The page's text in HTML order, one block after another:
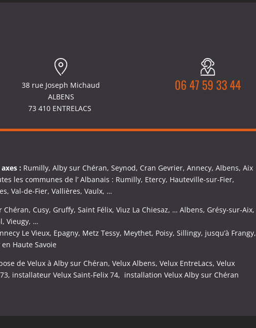
38 rue Joseph Michaud
ALBENS
73 410 ENTRELACS
06 47 59 33 44
: Rumilly, Alby sur Chéran, Seynod, Cran Gevrier, Annecy, Albens, Aix
les communes de l’ Albanais : Rumilly, Etercy, Hauteville-sur-Fier,
Val-de-Fier, Vallières, Vaulx, …
Chéran, Cusy, Gruffy, Saint Félix, Viuz La Chiesaz, … Albens, Grésy-sur-Aix,
Vieugy, …
Le Vieux, Epagny, Metz Tessy, Meythet, Poisy, Sillingy, jusqu’à Frangy,
Haute Savoie
de Velux à Alby sur Chéran, Velux Albens, Velux EntreLacs, Velux
installateur Velux Saint-Felix 74, installation Velux Alby sur Chéran